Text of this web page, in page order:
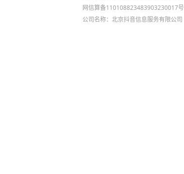
网信算备110108823483903230017号
公司名称：北京抖音信息服务有限公司